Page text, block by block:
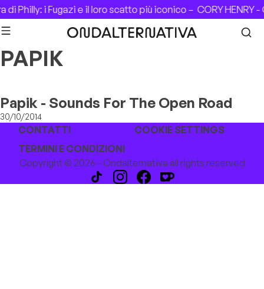
Skip to content
di Philly: i Fugazi e il loro scatto più iconico – CORY HENRY
PAPIK
Papik - Sounds For The Open Road
30/10/2014
CONTATTI
COOKIE SETTINGS
TERMINI E CONDIZIONI
Copyright © 2026 - Ondalternativa all rights reserved